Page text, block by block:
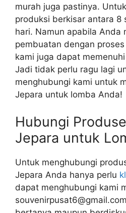
murah juga pastinya.
produksi berkisar antara 8
hari. Namun apabila Anda
pembuatan dengan
kami juga dapat
Jadi tidak perlu ragu lagi
menghubungi kami untuk
Jepara untuk lomba Anda!
Hubungi
Jepara untuk
Untuk menghubungi
Jepara Anda hanya perlu
dapat menghubungi kami